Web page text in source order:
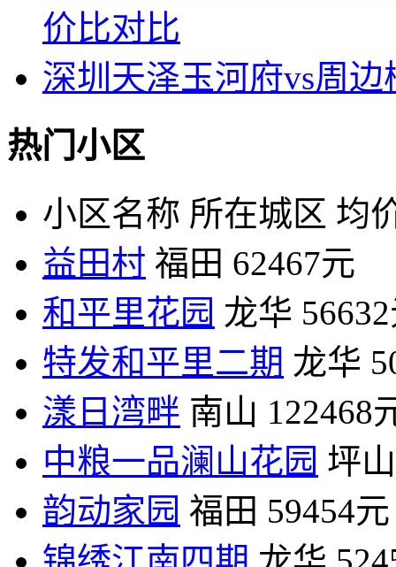
价比对比
深圳天泽玉河府vs周
热门小区
小区名称 所在城区 均
益田村 福田 62467元
和平里花园 龙华
特发和平里二期 龙华
漾日湾畔 南山 122468
中粮一品澜山花园 坪山
韵动家园 福田 59454元